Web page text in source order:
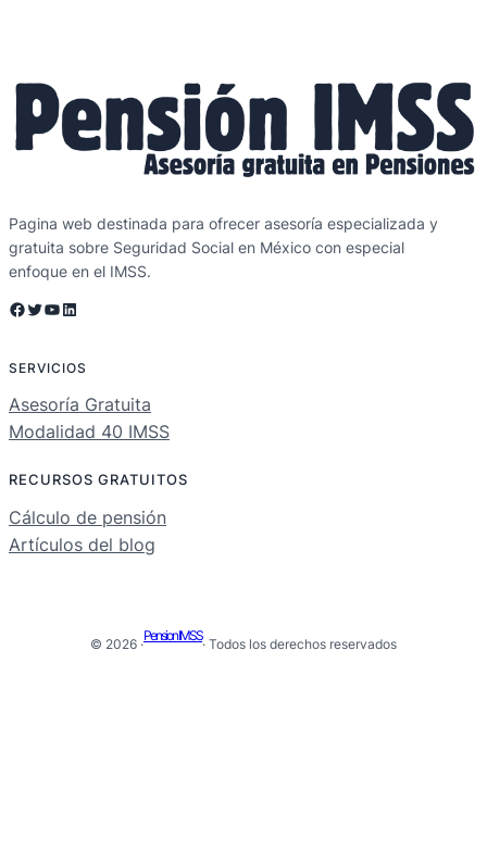
Pagina web destinada para ofrecer asesoría especializada y
gratuita sobre Seguridad Social en México con especial
enfoque en el IMSS.
Facebook Twitter YouTube LinkedIn
SERVICIOS
Asesoría Gratuita
Modalidad 40 IMSS
RECURSOS GRATUITOS
Cálculo de pensión
Artículos del blog
© 2026 ·
Pension IMSS
· Todos los derechos reservados